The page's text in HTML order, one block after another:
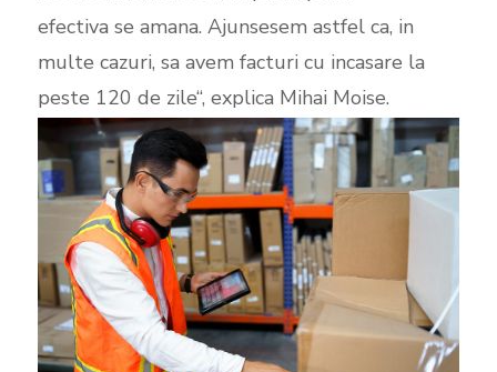
efectiva se amana. Ajunsesem astfel ca, in
multe cazuri, sa avem facturi cu incasare la
peste 120 de zile“, explica Mihai Moise.